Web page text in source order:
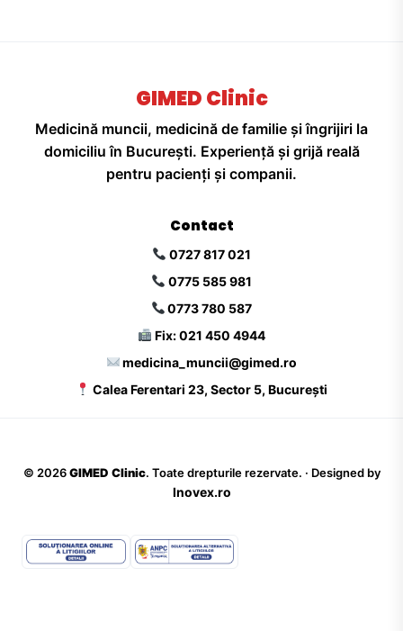
GIMED Clinic
Medicină muncii, medicină de familie și îngrijiri la
domiciliu în București. Experiență și grijă reală
pentru pacienți și companii.
Contact
0727 817 021
0775 585 981
0773 780 587
Fix: 021 450 4944
medicina_muncii@gimed.ro
Calea Ferentari 23, Sector 5, București
© 2026 GIMED Clinic. Toate drepturile rezervate. · Designed by
Inovex.ro